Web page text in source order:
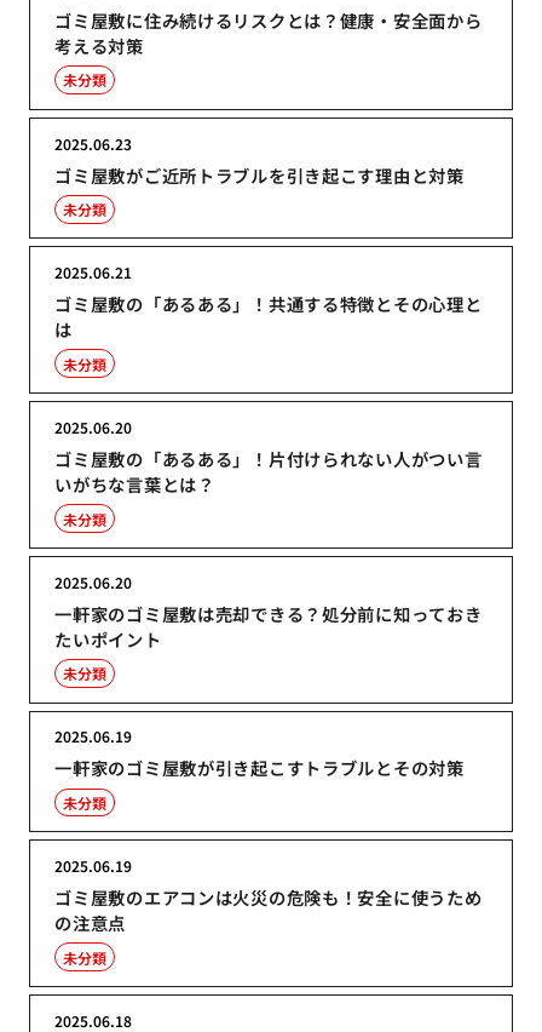
ゴミ屋敷に住み続けるリスクとは？健康・安全面から
考える対策
未分類
ゴミ屋敷がご近所トラブルを引き起こす理由と対策
2025.06.23
未分類
ゴミ屋敷の「あるある」！共通する特徴とその心理と
は
2025.06.21
未分類
ゴミ屋敷の「あるある」！片付けられない人がつい言
いがちな言葉とは？
2025.06.20
未分類
一軒家のゴミ屋敷は売却できる？処分前に知っておき
たいポイント
2025.06.20
未分類
一軒家のゴミ屋敷が引き起こすトラブルとその対策
2025.06.19
未分類
ゴミ屋敷のエアコンは火災の危険も！安全に使うため
の注意点
2025.06.19
未分類
2025.06.18